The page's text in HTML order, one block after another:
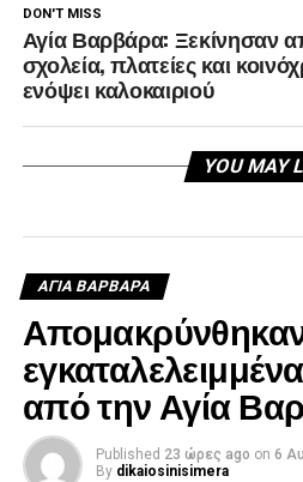
DON'T MISS
Αγία Βαρβάρα: Ξεκίνησαν
σχολεία, πλατείες και
ενόψει καλοκαιριού
YOU MAY
ΑΓΙΑ ΒΑΡΒΑΡΑ
από την Αγία
Published 23 ώρες ago on 6
By dikaiosinisimera